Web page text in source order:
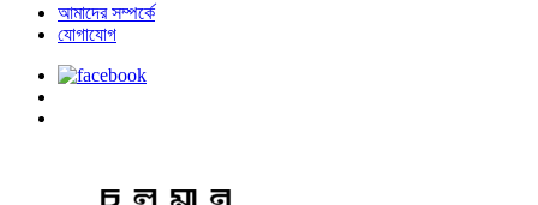
আমাদের সম্পর্কে
যোগাযোগ